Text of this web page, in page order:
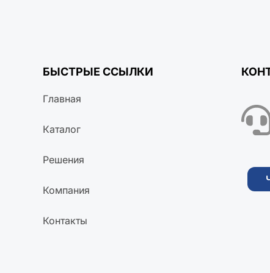
БЫСТРЫЕ ССЫЛКИ
Главная
Каталог
Решения
Компания
Контакты